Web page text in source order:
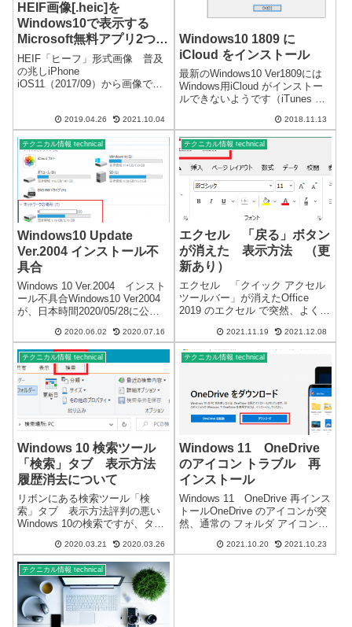
HEIF画像[.heic]を
Windows10で表示する
Microsoft無料アプリ2つ必
要 （更新あり）
HEIF「ヒーフ」形式画像 普及
の兆しiPhone
iOS11（2017/09）から画像で使
示するには2つのアプリをインス
トールしますHEIF形式、拡張子
画像を表示する...
2019.04.26 2021.10.04
Windows10 1809 に
iCloud をインストール
最新のWindows10 Ver1809には
Windows用iCloud がインストー
ルできないようです（iTunes の
せん。）2018/11/13 情報iCloud
for Windowsには、Window...
2018.11.13
テクニカル情報 technical
Windows10 Update
Ver.2004 インストール不
具合
Windows 10 Ver.2004 インスト
ール不具合Windows10 Ver2004
が、日本時間2020/05/28に公開
の端末で確認した不具合の情報
です。コメントそれぞれ違う種
類のパソコン7台でアップ...
2020.06.02 2020.07.16
テクニカル情報 technical
エクセル 「戻る」ボタン
が消えた 表示方法 （更
新あり）
エクセル 「クイック アクセル
ツールバー」が消えたOffice
2019 のエクセル で突然、よく使
れなくなりました。Windows
10・Windows 11 のどちらでも確
認しています。バックグランド
2021.11.19 2021.12.08
テクニカル情報 technical
Windows 10 検索ツール
「検索」タブ 表示方法
履歴消去について
リボンにある検索ツール「検
索」タブ 表示方法評判の悪い
Windows 10の検索ですが、タス
なく、エクスプローラー画面
の、リボンにある検索ツール
「検索」タブの表示について記
載します。この記事は、
Windows 1...
2020.03.21 2020.03.26
テクニカル情報 technical
Windows 11 OneDrive
のアイコン トラブル 再
インストール
Windows 11 OneDrive 再インス
トールOneDrive のアイコンが突
然、通常の フォルダ アイコン
数のパソコンで確認Windows 11
2021.10.20 2021.10.23
テクニカル情報 technical